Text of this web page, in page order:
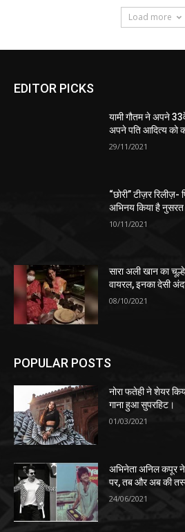
Load more
EDITOR PICKS
यामी गौतम ने अपने
अपने पति आदित्य को
29/11/2021
“छोरी” टीज़र रिलीज़-
अभिनय किया है
10/11/2021
सारा अली खान का चूल्हे
वायरल, इनका देसी
08/10/2021
POPULAR POSTS
नोरा फतेही ने शेयर
गाना हुआ सुपरहिट।
01/03/2021
अभिनेता अनिल कपूर ने
पर, तब और अब की
24/06/2021